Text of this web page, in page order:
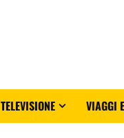
TELEVISIONE VIAGGI